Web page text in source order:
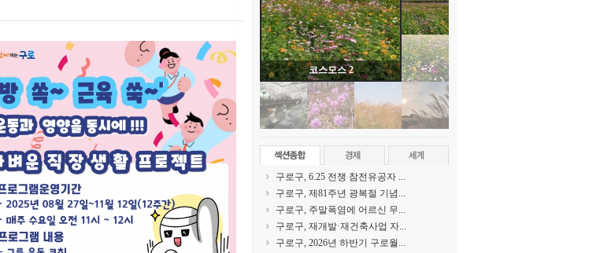
코스모스 1
구로구, 6.25 전쟁 참전유공자 ...
구로구, 제81주년 광복절 기념...
구로구, 주말폭염에 어르신 무...
구로구, 재개발·재건축사업 자...
구로구, 2026년 하반기 구로월...